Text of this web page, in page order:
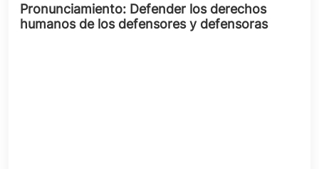
Pronunciamiento: Defender los derechos
humanos de los defensores y defensoras